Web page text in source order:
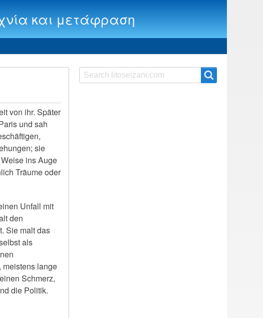
και μετάφραση
von ihr. Später
und sah
sie
ins Auge
Träume oder
Unfall mit
den
Sie malt das
als
lange
Schmerz,
die Politik.
Search
Search